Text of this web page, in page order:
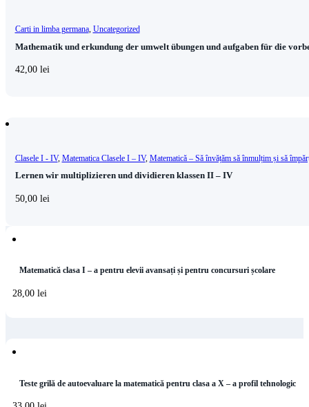
Carti in limba germana, Uncategorized
Mathematik und erkundung der umwelt übungen und aufgaben für die
42,00 lei
Clasele I - IV, Matematica Clasele I – IV, Matematică – Să învățăm să înmulțim și să
Lernen wir multiplizieren und dividieren klassen II – IV
50,00 lei
Matematică clasa I – a pentru elevii avansați și pentru concursuri școlare
28,00 lei
Teste grilă de autoevaluare la matematică pentru clasa a X – a profil tehnologic